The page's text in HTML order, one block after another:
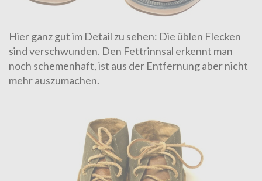
Hier ganz gut im Detail zu sehen: Die üblen Flecken
sind verschwunden. Den Fettrinnsal erkennt man
noch schemenhaft, ist aus der Entfernung aber nicht
mehr auszumachen.